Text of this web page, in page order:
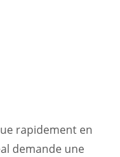
rapidement en
demande une